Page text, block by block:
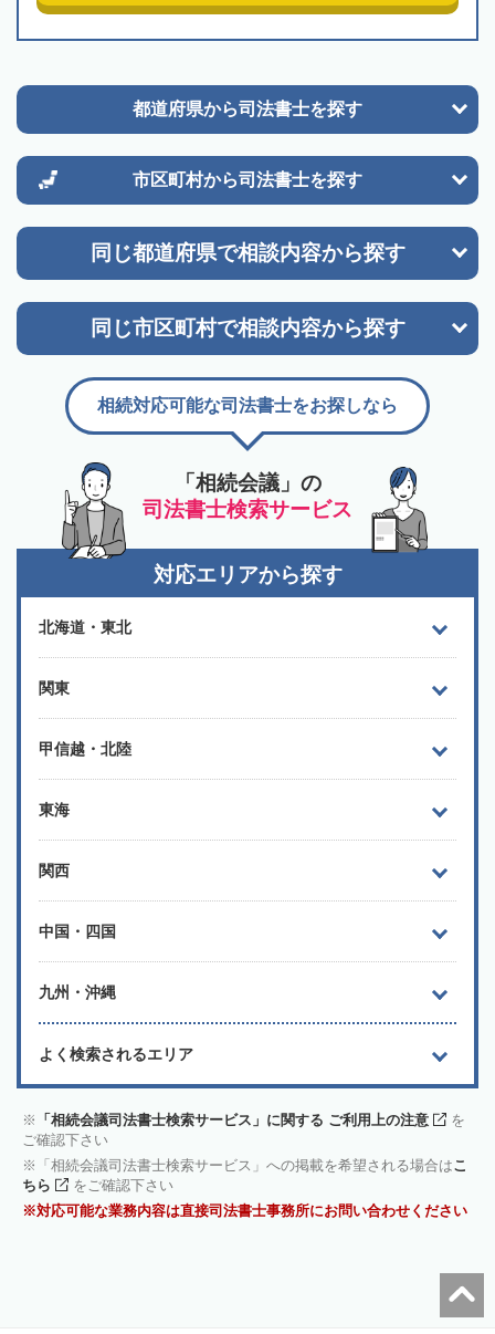
都道府県から司法書士を探す
市区町村から司法書士を探す
同じ都道府県で相談内容から探す
同じ市区町村で相談内容から探す
「相続会議」の
司法書士検索サービス
相続対応可能な司法書士をお探しなら
対応エリアから探す
北海道・東北
関東
甲信越・北陸
東海
関西
中国・四国
九州・沖縄
よく検索されるエリア
「相続会議司法書士検索サービス」に関する ご利用上の注意
を
ご確認下さい
「相続会議司法書士検索サービス」への掲載を希望される場合はこ
ちら
をご確認下さい
対応可能な業務内容は直接司法書士事務所にお問い合わせください